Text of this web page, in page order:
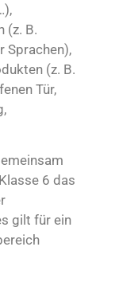
(z. B.
Sprachen),
(z. B.
Tür,
6 das
gilt für ein